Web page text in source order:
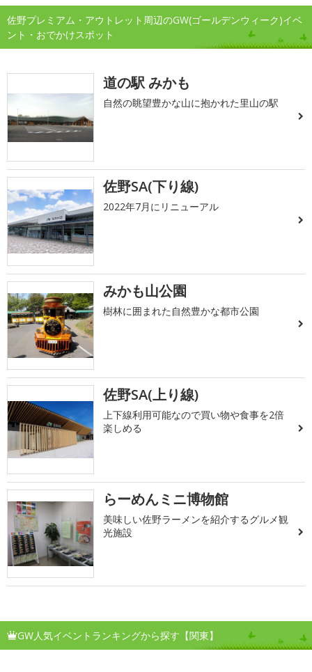
佐野プレミアム・アウトレット周辺のGW(ゴールデンウィーク)イベ
ント・おでかけスポット
道の駅 みかも
自然の眺望豊かな山に抱かれた里山の駅
佐野SA(下り線)
2022年7月にリニューアル
みかも山公園
樹林に囲まれた自然豊かな都市公園
佐野SA(上り線)
上下線利用可能なので買い物や食事を2倍
楽しめる
らーめんミニ博物館
美味しい佐野ラーメンを紹介するグルメ観
光施設
GW人気イベントランキングから探す【関東】